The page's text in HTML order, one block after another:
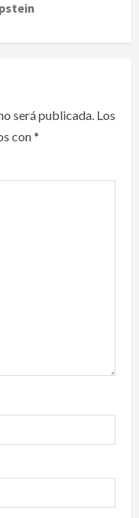
será publicada. Los
con*